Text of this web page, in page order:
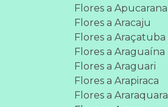
Flores a Apucarana
Flores a Aracaju
Flores a Araçatuba
Flores a Araguaína
Flores a Araguari
Flores a Arapiraca
Flores a Araraquara